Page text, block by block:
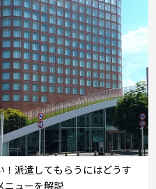
派遣してもらうにはどうす
ニューを解説